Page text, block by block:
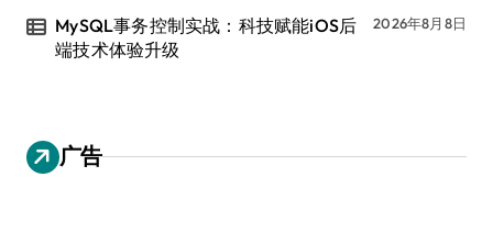
MySQL事务控制实战：科技赋能iOS后
端技术体验升级
2026年8月8日
广告